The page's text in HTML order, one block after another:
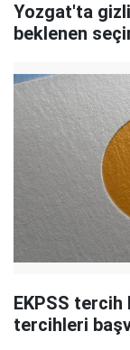
Yozgat'ta gizli
beklenen
EKPSS tercih
tercihleri